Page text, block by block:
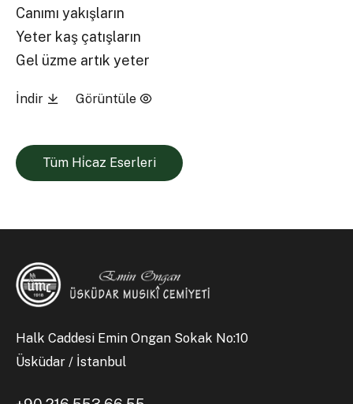
Canımı yakışların
Yeter kaş çatışların
Gel üzme artık yeter
İndir Görüntüle
Tüm Hi̇caz Eserleri
Halk Caddesi Emin Ongan Sokak No:10
Üsküdar / İstanbul